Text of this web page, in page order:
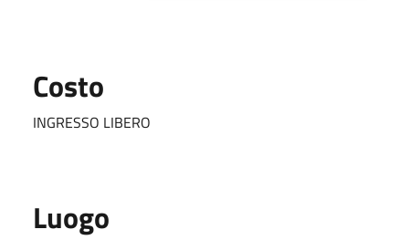
Costo
INGRESSO LIBERO
Luogo